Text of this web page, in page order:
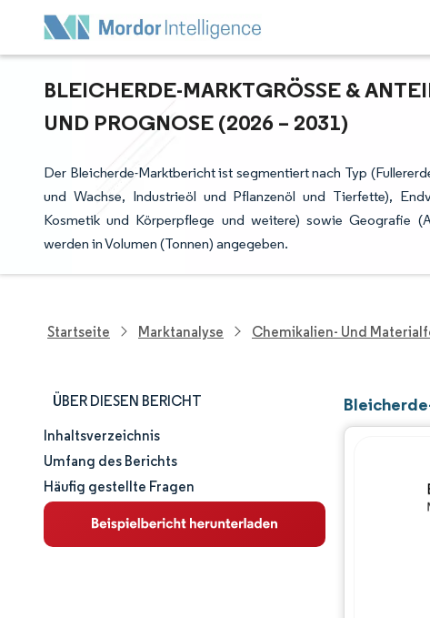
BLEICHERDE-MARKTGRÖSSE &
ND PROGNOSE (2026 – 2031)
Der Bleicherde-Marktbericht ist segmentiert nach Typ
und Wachse, Industrieöl und Pflanzenöl und Tierfette),
Kosmetik und Körperpflege und weitere) sowie Geografie
werden in Volumen (Tonnen) angegeben.
Startseite Marktanalyse Chemikalien- Und
ÜBER DIESEN BERICHT
Marktgröße und -anteil
Marktanalyse
Trends und Einblicke
Inhaltsverzeichnis
Umfang des Berichts
Häufig gestellte Fragen